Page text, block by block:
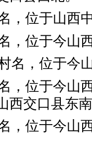
，位于山西
，位于今山
名，位于今
，位于今山
西交口县东
，位于今山